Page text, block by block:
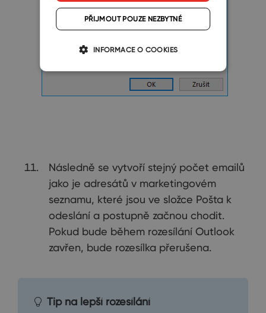
Následně se vytvoří stejný počet emailů
jako je adresátů v marketingovém
seznamu, které jsou ve složce Pošta k
odeslání a postupně začnou chodit.
Pokud bude během rozesílání Outlook
zavřen, bude rozesílka přerušena.
Tip na lepší rozesílání
PŘIJMOUT POUZE NEZBYTNÉ
INFORMACE O COOKIES